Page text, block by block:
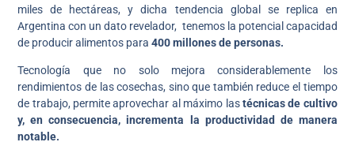
miles de hectáreas, y dicha tendencia global se replica en
Argentina con un dato revelador, tenemos la potencial capacidad
de producir alimentos para400 millones de personas.
Tecnología que no solo mejora considerablemente los
rendimientos de las cosechas, sino que también reduce el tiempo
de trabajo, permite aprovechar al máximo lastécnicas de cultivo
y, en consecuencia, incrementa la productividad de manera
notable.